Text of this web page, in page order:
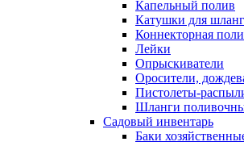
Капельный полив
Катушки для
Коннекторная
Лейки
Опрыскиватели
Оросители,
Пистолеты-
Шланги
Садовый инвентарь
Баки